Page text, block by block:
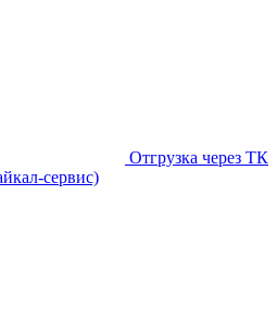
Отгрузка через ТК
сервис)